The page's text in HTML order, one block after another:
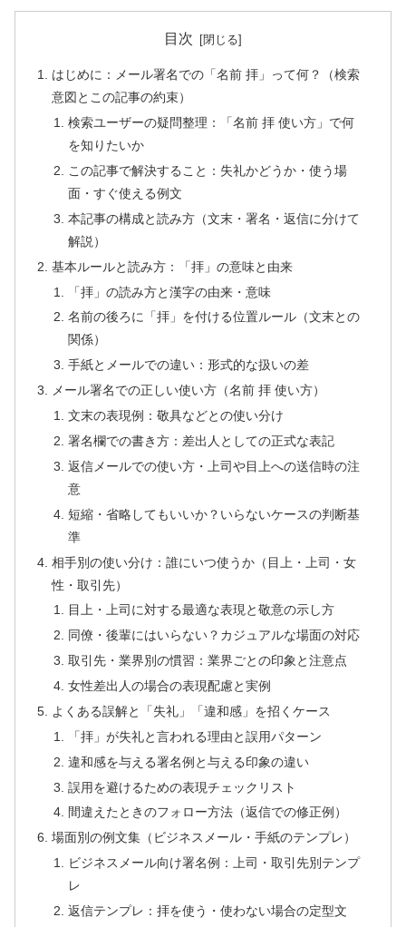
目次
はじめに：メール署名での「名前 拝」って何？（検索
意図とこの記事の約束）
検索ユーザーの疑問整理：「名前 拝 使い方」で何
を知りたいか
この記事で解決すること：失礼かどうか・使う場
面・すぐ使える例文
本記事の構成と読み方（文末・署名・返信に分けて
解説）
基本ルールと読み方：「拝」の意味と由来
「拝」の読み方と漢字の由来・意味
名前の後ろに「拝」を付ける位置ルール（文末との
関係）
手紙とメールでの違い：形式的な扱いの差
メール署名での正しい使い方（名前 拝 使い方）
文末の表現例：敬具などとの使い分け
署名欄での書き方：差出人としての正式な表記
返信メールでの使い方・上司や目上への送信時の注
意
短縮・省略してもいいか？いらないケースの判断基
準
相手別の使い分け：誰にいつ使うか（目上・上司・女
性・取引先）
目上・上司に対する最適な表現と敬意の示し方
同僚・後輩にはいらない？カジュアルな場面の対応
取引先・業界別の慣習：業界ごとの印象と注意点
女性差出人の場合の表現配慮と実例
よくある誤解と「失礼」「違和感」を招くケース
「拝」が失礼と言われる理由と誤用パターン
違和感を与える署名例と与える印象の違い
誤用を避けるための表現チェックリスト
間違えたときのフォロー方法（返信での修正例）
場面別の例文集（ビジネスメール・手紙のテンプレ）
ビジネスメール向け署名例：上司・取引先別テンプ
レ
返信テンプレ：拝を使う・使わない場合の定型文